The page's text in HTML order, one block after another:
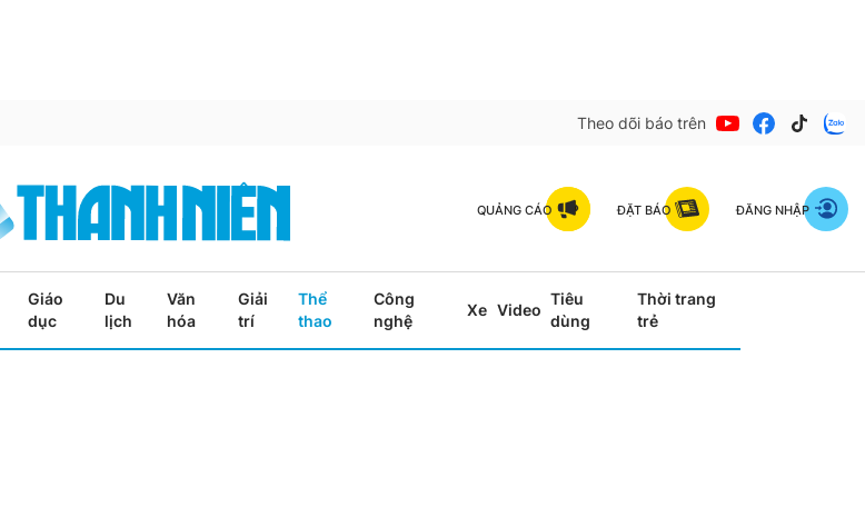
Theo dõi báo trên
QUẢNG CÁO ĐẶT BÁO ĐĂNG NHẬP
Giáo
dục
Du
lịch
Văn
hóa
Giải
trí
Thể
thao
Công
nghệ
Xe Video
Tiêu
dùng
Thời trang
trẻ